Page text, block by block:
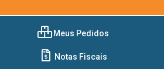
Meus Pedidos
Notas Fiscais